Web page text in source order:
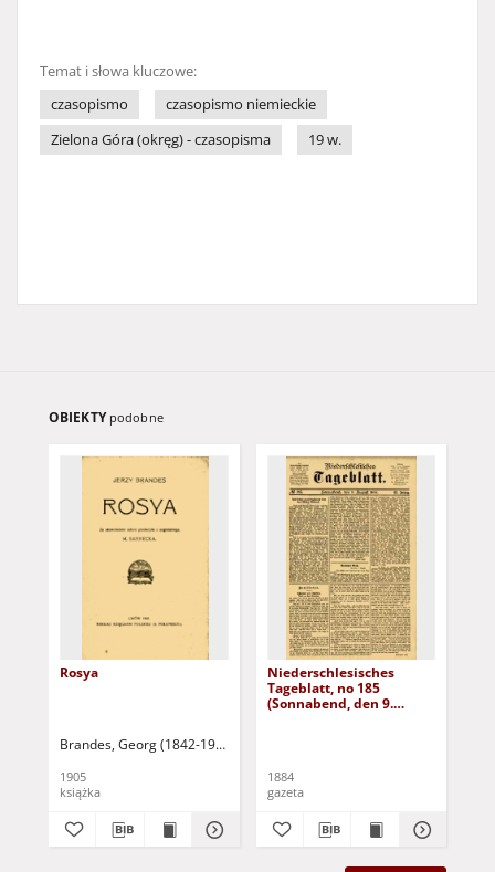
Temat i słowa kluczowe:
czasopismo
czasopismo niemieckie
Zielona Góra (okręg) - czasopisma
19 w.
OBIEKTY podobne
Rosya
Brandes, Georg (1842-1927)
1905
książka
Niederschlesisches
Tageblatt, no 185
(Sonnabend, den 9.
1884
gazeta